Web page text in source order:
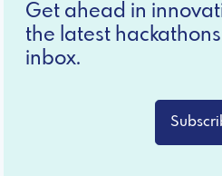
Get ahead in
the latest
inbox.